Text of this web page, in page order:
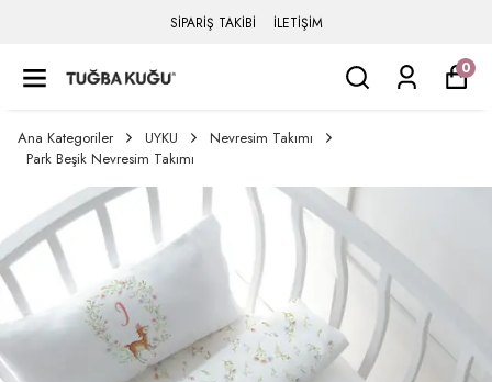
SİPARİŞ TAKİBİ İLETİŞİM
0
Ana Kategoriler UYKU
Nevresim Takımı
Park Beşik Nevresim Takımı